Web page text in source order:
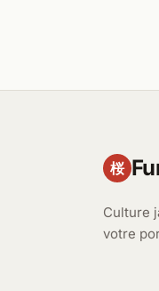
桜
Culture
votre